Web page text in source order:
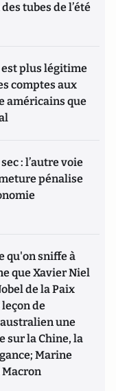
tubes de l’été
plus légitime
comptes aux
américains que
: l’autre voie
pénalise
qu'on sniffe à
que Xavier Niel
de la Paix
de
une
sur la Chine, la
Marine